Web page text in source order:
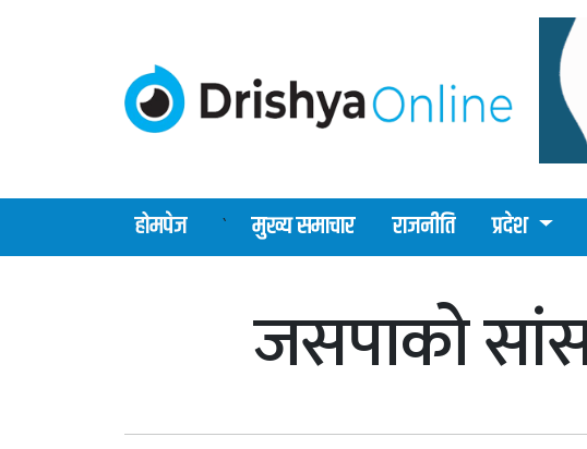
होमपेज ` मुख्य समाचार राजनीति प्रदेश
जसपाको